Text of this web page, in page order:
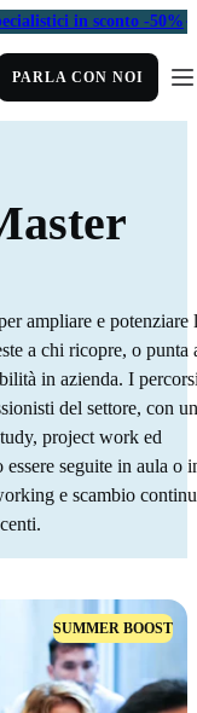
in sconto -50%
PARLA CON NOI
ampliare e potenziare
a chi ricopre, o punta
in azienda. I
del settore, con
project work ed
seguite in aula o
e scambio
SUMMER BOOST